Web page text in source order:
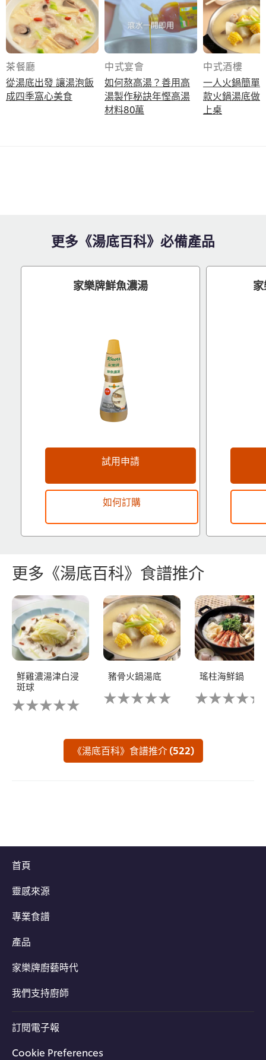
立即同Chef Buddy 交流
茶餐廳
從湯底出發 讓湯泡飯
成四季窩心美食
中式宴會
如何熬高湯？善用高
湯製作秘訣年慳高湯
材料80萬
中式酒樓
一人火鍋簡單
款火鍋湯底做
上桌
更多《湯底百科》必備產品
家樂牌鮮魚濃湯
試用申請
如何訂購
更多《湯底百科》食譜推介
鮮雞濃湯津白浸
斑球
没
有
豬骨火鍋湯底
没
有
recipe
提
交
瑤柱海鮮鍋
没
有
recipe
交
《湯底百科》食譜推介 (522)
首頁
靈感來源
專業食譜
產品
家樂牌廚藝時代
我們支持廚師
訂閱電子報
Cookie Preferences